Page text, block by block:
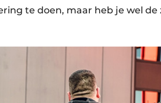
te doen, maar heb je wel de